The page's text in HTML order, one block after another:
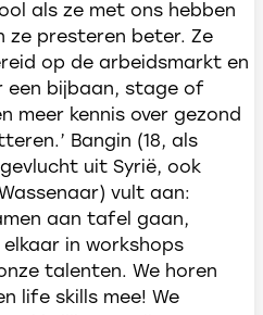
als ze met ons hebben
ze presteren beter. Ze
op de arbeidsmarkt en
een bijbaan, stage of
meer kennis over gezond
Bangin (18, als
uit Syrië, ook
vult aan:
aan tafel gaan,
in workshops
talenten. We horen
life skills mee! We